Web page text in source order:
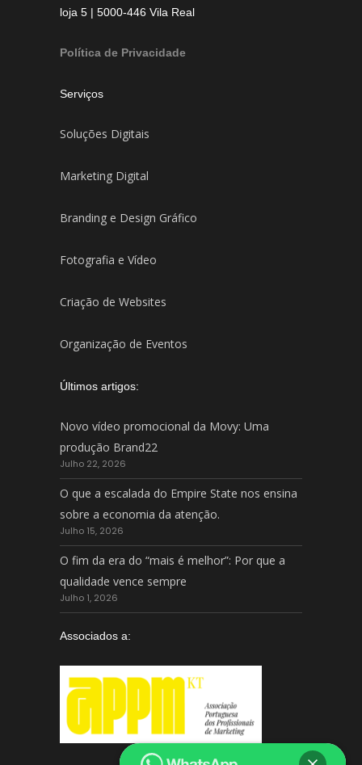
loja 5 | 5000-446 Vila Real
Política de Privacidade
Serviços
Soluções Digitais
Marketing Digital
Branding e Design Gráfico
Fotografia e Vídeo
Criação de Websites
Organização de Eventos
Últimos artigos:
Novo vídeo promocional da Movy: Uma
produção Brand22
Julho 22, 2026
O que a escalada do Empire State nos ensina
sobre a economia da atenção.
Julho 15, 2026
O fim da era do “mais é melhor”: Por que a
qualidade vence sempre
Julho 1, 2026
Associados a: